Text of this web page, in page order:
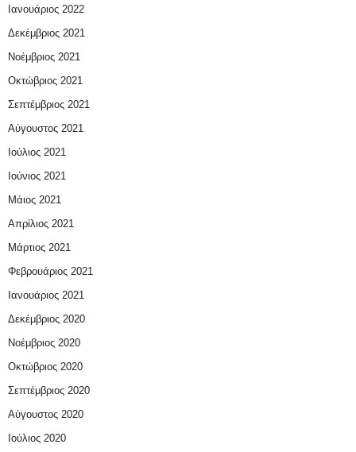
Ιανουάριος 2022
Δεκέμβριος 2021
Νοέμβριος 2021
Οκτώβριος 2021
Σεπτέμβριος 2021
Αύγουστος 2021
Ιούλιος 2021
Ιούνιος 2021
Μάιος 2021
Απρίλιος 2021
Μάρτιος 2021
Φεβρουάριος 2021
Ιανουάριος 2021
Δεκέμβριος 2020
Νοέμβριος 2020
Οκτώβριος 2020
Σεπτέμβριος 2020
Αύγουστος 2020
Ιούλιος 2020